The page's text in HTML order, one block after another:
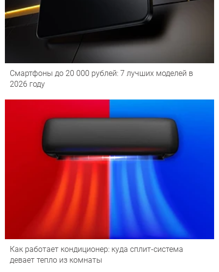
Смартфоны до 20 000 рублей: 7 лучших моделей в
2026 году
Как работает кондиционер: куда сплит-система
девает тепло из комнаты